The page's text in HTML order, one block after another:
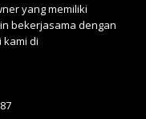
yang memiliki
bekerjasama dengan
kami di